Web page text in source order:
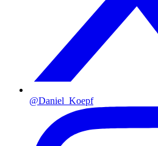
@Daniel_Koepf